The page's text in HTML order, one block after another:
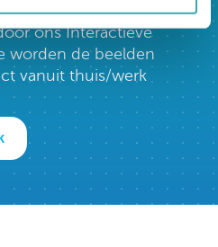
lopen graag met
ons Interactieve
worden de beelden
vanuit thuis/werk